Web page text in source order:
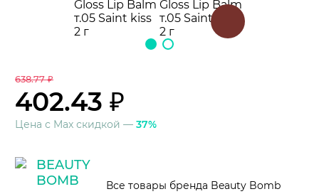
638.77 ₽
402.43 ₽
Цена с Max скидкой — 37%
Все товары бренда Beauty Bomb